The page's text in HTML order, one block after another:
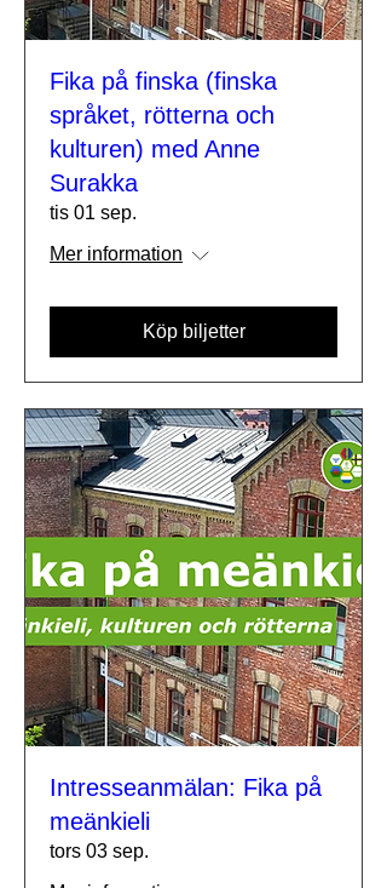
Fika på finska (finska
språket, rötterna och
kulturen) med Anne
Surakka
tis 01 sep.
Mer information
Köp biljetter
Intresseanmälan: Fika på
meänkieli
tors 03 sep.